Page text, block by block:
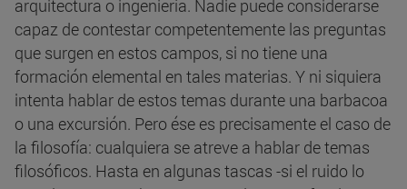
arquitectura o ingeniería. Nadie puede considerarse
capaz de contestar competentemente las preguntas
que surgen en estos campos, si no tiene una
formación elemental en tales materias. Y ni siquiera
intenta hablar de estos temas durante una barbacoa
o una excursión. Pero ése es precisamente el caso de
la filosofía: cualquiera se atreve a hablar de temas
filosóficos. Hasta en algunas tascas -si el ruido lo